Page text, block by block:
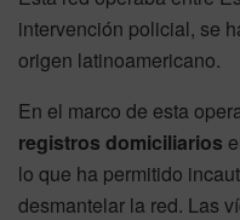
intervención policial, se
origen latinoamericano.
En el marco de esta
registros domiciliarios
lo que ha permitido
desmantelar la red. Las